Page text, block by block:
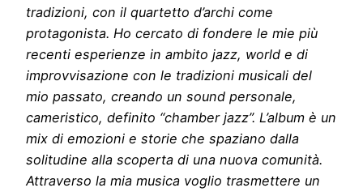
tradizioni, con il quartetto d’archi come
protagonista. Ho cercato di fondere le mie più
recenti esperienze in ambito jazz, world e di
improvvisazione con le tradizioni musicali del
mio passato, creando un sound personale,
cameristico, definito “chamber jazz”. L’album è un
mix di emozioni e storie che spaziano dalla
solitudine alla scoperta di una nuova comunità.
Attraverso la mia musica voglio trasmettere un